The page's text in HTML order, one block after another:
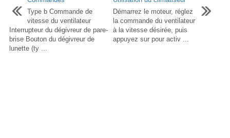
Type b Commande de
vitesse du ventilateur
Interrupteur du dégivreur de pare-
brise Bouton du dégivreur de
lunette (ty ...
Démarrez le moteur, réglez
la commande du ventilateur
à la vitesse désirée, puis
appuyez sur pour activ ...